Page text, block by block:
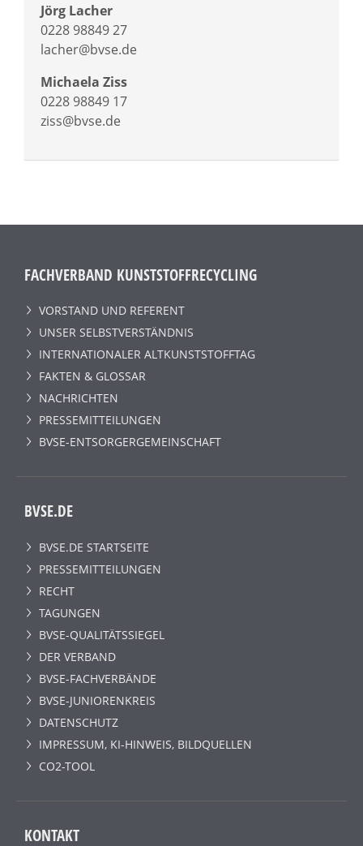
Jörg Lacher
0228 98849 27
lacher@bvse.de
Michaela Ziss
0228 98849 17
ziss@bvse.de
FACHVERBAND KUNSTSTOFFRECYCLING
VORSTAND UND REFERENT
UNSER SELBSTVERSTÄNDNIS
INTERNATIONALER ALTKUNSTSTOFFTAG
FAKTEN & GLOSSAR
NACHRICHTEN
PRESSEMITTEILUNGEN
BVSE-ENTSORGERGEMEINSCHAFT
BVSE.DE
BVSE.DE STARTSEITE
PRESSEMITTEILUNGEN
RECHT
TAGUNGEN
BVSE-QUALITÄTSSIEGEL
DER VERBAND
BVSE-FACHVERBÄNDE
BVSE-JUNIORENKREIS
DATENSCHUTZ
IMPRESSUM, KI-HINWEIS, BILDQUELLEN
CO2-TOOL
KONTAKT